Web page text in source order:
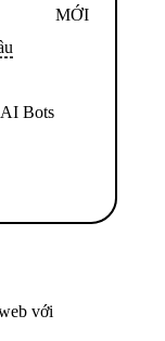
MỚI
Bots
với